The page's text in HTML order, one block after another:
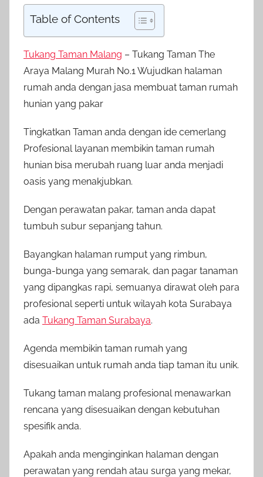
Table of Contents
Tukang Taman Malang – Tukang Taman The
Araya Malang Murah No.1 Wujudkan halaman
rumah anda dengan jasa membuat taman rumah
hunian yang pakar
Tingkatkan Taman anda dengan ide cemerlang
Profesional layanan membikin taman rumah
hunian bisa merubah ruang luar anda menjadi
oasis yang menakjubkan.
Dengan perawatan pakar, taman anda dapat
tumbuh subur sepanjang tahun.
Bayangkan halaman rumput yang rimbun,
bunga-bunga yang semarak, dan pagar tanaman
yang dipangkas rapi, semuanya dirawat oleh para
profesional seperti untuk wilayah kota Surabaya
ada Tukang Taman Surabaya.
Agenda membikin taman rumah yang
disesuaikan untuk rumah anda tiap taman itu unik.
Tukang taman malang profesional menawarkan
rencana yang disesuaikan dengan kebutuhan
spesifik anda.
Apakah anda menginginkan halaman dengan
perawatan yang rendah atau surga yang mekar,